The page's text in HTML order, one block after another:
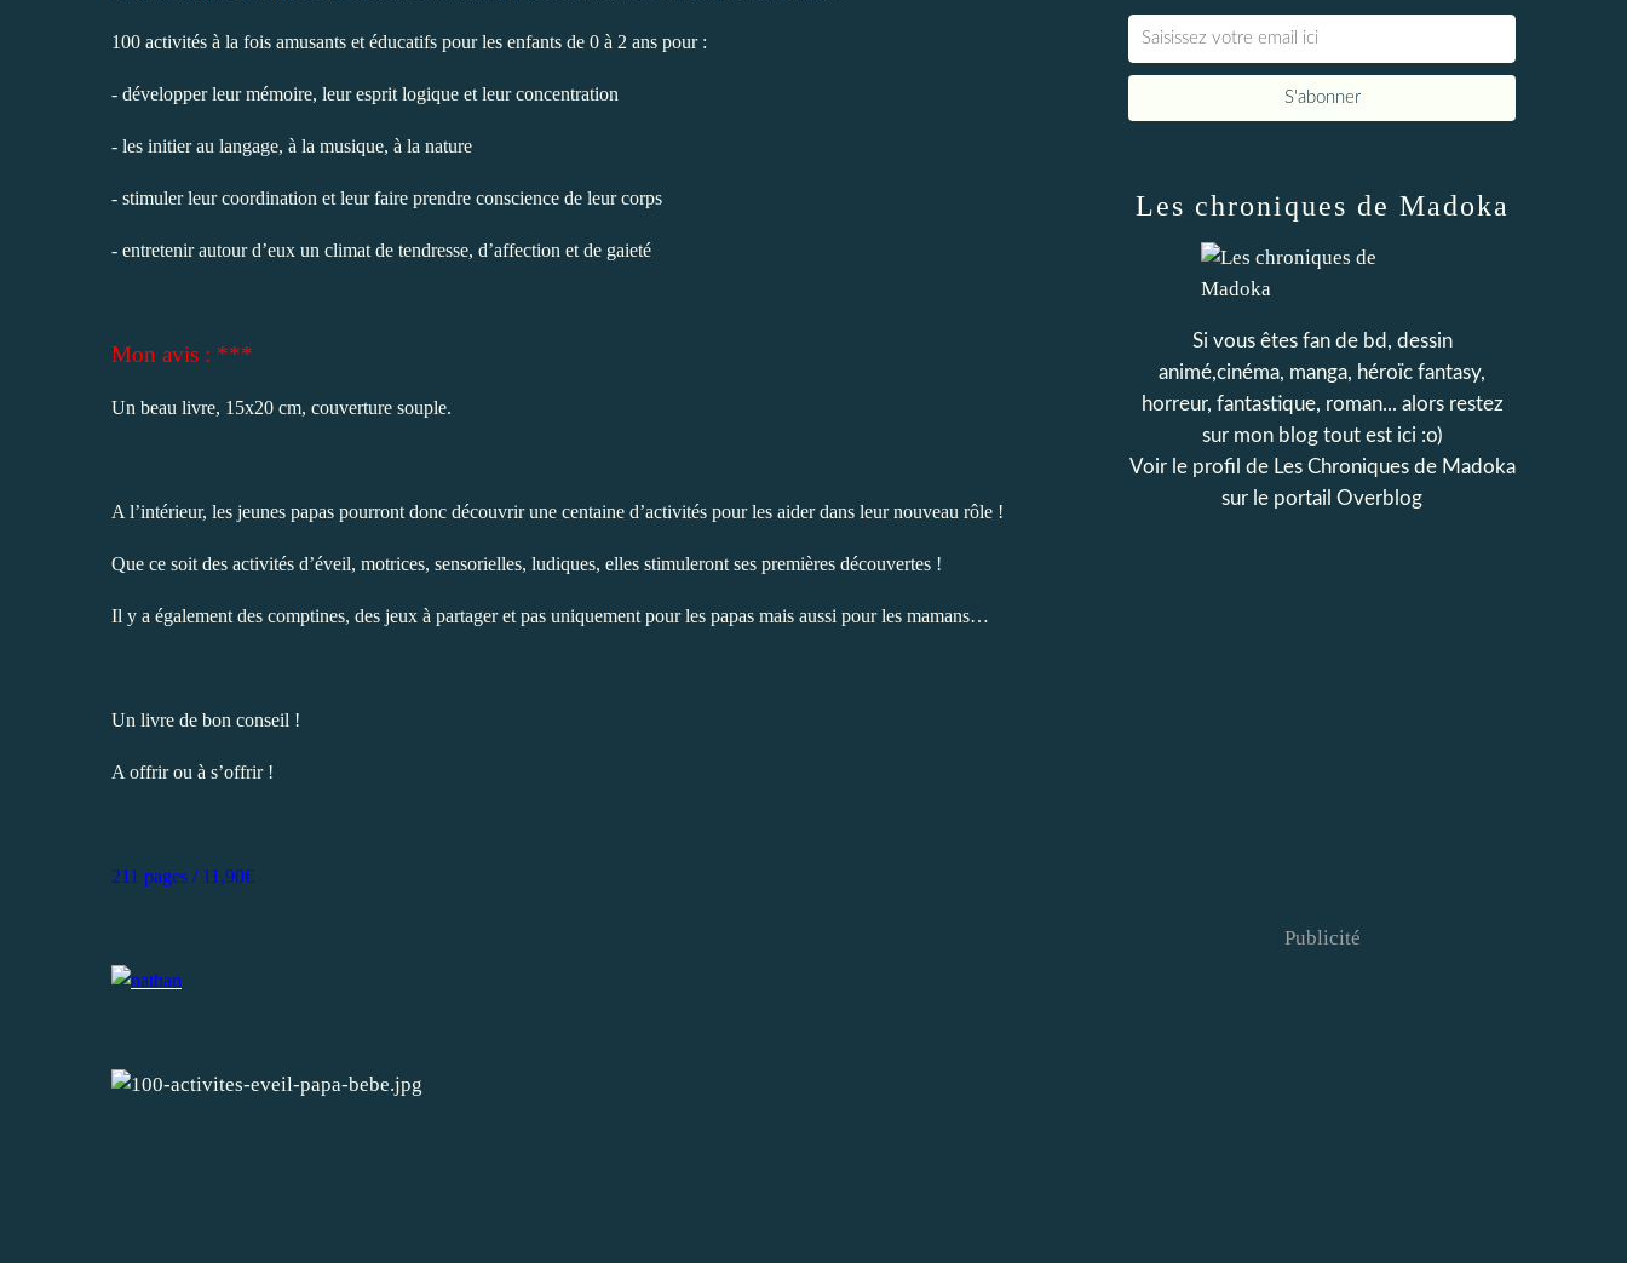
100 activités à la fois amusants et éducatifs pour les enfants de 0 à 2 ans pour :
- développer leur mémoire, leur esprit logique et leur concentration
- les initier au langage, à la musique, à la nature
- stimuler leur coordination et leur faire prendre conscience de leur corps
- entretenir autour d’eux un climat de tendresse, d’affection et de gaieté
Mon avis : ***
Un beau livre, 15x20 cm, couverture souple.
A l’intérieur, les jeunes papas pourront donc découvrir une centaine d’activités pour les aider dans leur nouveau rôle !
Que ce soit des activités d’éveil, motrices, sensorielles, ludiques, elles stimuleront ses premières découvertes !
Il y a également des comptines, des jeux à partager et pas uniquement pour les papas mais aussi pour les mamans…
Un livre de bon conseil !
A offrir ou à s’offrir !
211 pages / 11,90€
Les chroniques de Madoka
Si vous êtes fan de bd, dessin
animé,cinéma, manga, héroïc fantasy,
horreur, fantastique, roman... alors restez
sur mon blog tout est ici :o)
Voir le profil de Les Chroniques de Madoka
sur le portail Overblog
Publicité